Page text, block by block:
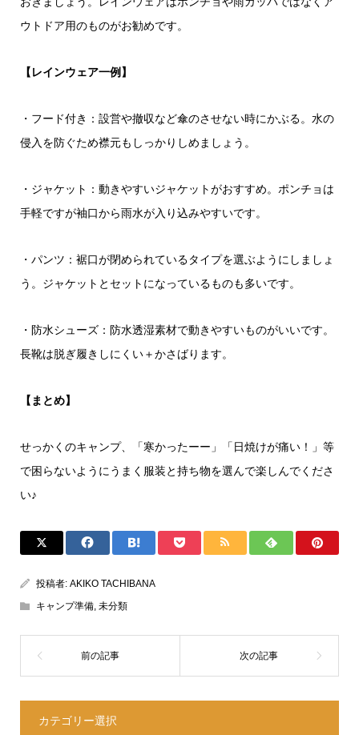
ウトドア用のものがお勧めです。
【レインウェア一例】
・フード付き：設営や撤収など傘のさせない時にかぶる。水の
侵入を防ぐため襟元もしっかりしめましょう。
・ジャケット：動きやすいジャケットがおすすめ。ポンチョは
手軽ですが袖口から雨水が入り込みやすいです。
・パンツ：裾口が閉められているタイプを選ぶようにしましょ
う。ジャケットとセットになっているものも多いです。
・防水シューズ：防水透湿素材で動きやすいものがいいです。
長靴は脱ぎ履きしにくい＋かさばります。
【まとめ】
せっかくのキャンプ、「寒かったーー」「日焼けが痛い！」等
で困らないようにうまく服装と持ち物を選んで楽しんでくださ
い♪
投稿者: AKIKO TACHIBANA
キャンプ準備, 未分類
カテゴリー選択